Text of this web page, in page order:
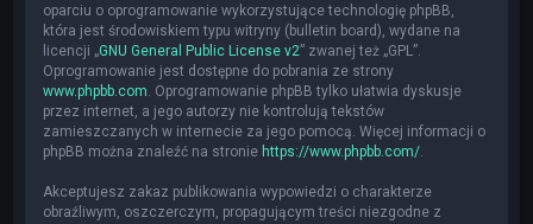
oparciu o oprogramowanie wykorzystujące technologię phpBB,
która jest środowiskiem typu witryny (bulletin board), wydane na
licencji „GNU General Public License v2” zwanej też „GPL”.
Oprogramowanie jest dostępne do pobrania ze strony
www.phpbb.com . Oprogramowanie phpBB tylko ułatwia dyskusje
przez internet, a jego autorzy nie kontrolują tekstów
zamieszczanych w internecie za jego pomocą. Więcej informacji o
phpBB można znaleźć na stronie https://www.phpbb.com/
Akceptujesz zakaz publikowania wypowiedzi o charakterze
obraźliwym, oszczerczym, propagującym treści niezgodne z